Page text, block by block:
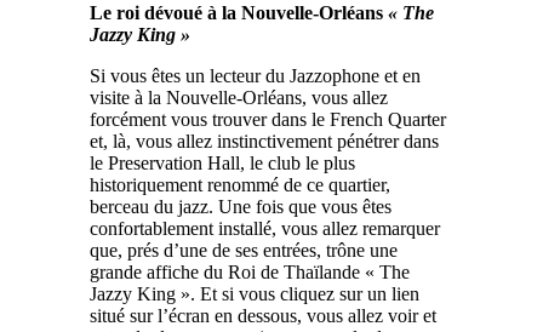
Le roi dévoué à la Nouvelle-Orléans « The
Jazzy King »
Si vous êtes un lecteur du Jazzophone et en
visite à la Nouvelle-Orléans, vous allez
forcément vous trouver dans le French Quarter
et, là, vous allez instinctivement pénétrer dans
le Preservation Hall, le club le plus
historiquement renommé de ce quartier,
berceau du jazz. Une fois que vous êtes
confortablement installé, vous allez remarquer
que, prés d’une de ses entrées, trône une
grande affiche du Roi de Thaïlande « The
Jazzy King ». Et si vous cliquez sur un lien
situé sur l’écran en dessous, vous allez voir et